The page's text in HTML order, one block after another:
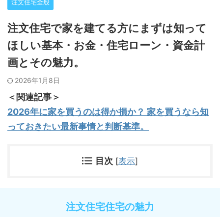
注文住宅全般
注文住宅で家を建てる方にまずは知って
ほしい基本・お金・住宅ローン・資金計
画とその魅力。
2026年1月8日
＜関連記事＞
2026年に家を買うのは得か損か？ 家を買うなら知
っておきたい最新事情と判断基準。
目次 [表示]
注文住宅住宅の魅力